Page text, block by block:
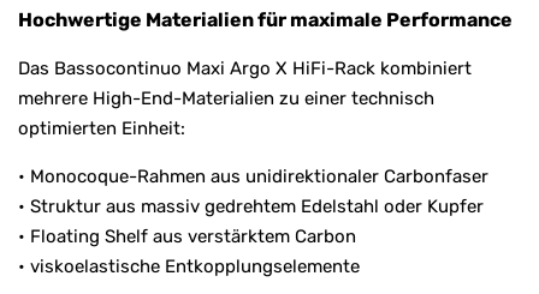
Hochwertige Materialien für maximale Performance
Das Bassocontinuo Maxi Argo X HiFi-Rack kombiniert
mehrere High-End-Materialien zu einer technisch
optimierten Einheit:
• Monocoque-Rahmen aus unidirektionaler Carbonfaser
• Struktur aus massiv gedrehtem Edelstahl oder Kupfer
• Floating Shelf aus verstärktem Carbon
• viskoelastische Entkopplungselemente